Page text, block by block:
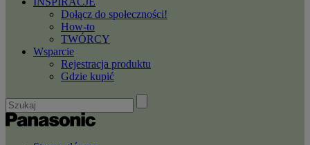
Dołącz do społeczności!
How-to
TWÓRCY
Wsparcie
Rejestracja produktu
Gdzie kupić